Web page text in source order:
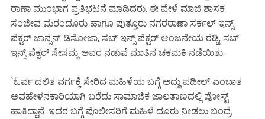
ಠಾಣಾ ಮುಂಭಾಗ ಪ್ರತಿಭಟನೆ ಮಾಡಿದರು. ಈ ವೇಳೆ ಮಾಜಿ ಶಾಸಕ
ಸಂಜೀವ ಮಠಂದೂರು ಹಾಗೂ ಪುತ್ತೂರು ನಗರಠಾಣಾ ಸರ್ಕಲ್ ಇನ್ಸ್
ಪೆಕ್ಟರ್ ಜಾನ್ಸನ್ ಡಿಸೋಜಾ, ಸಬ್ ಇನ್ಸ್ ಪೆಕ್ಟರ್ ಆಂಜನೇಯ ರೆಡ್ಡಿ, ಸಬ್
ಇನ್ಸ್ ಪೆಕ್ಟರ್ ಸೇಸಮ್ಮ ಅವರ ನಡುವೆ ಮಾತಿನ ಚಕಮಕಿ ನಡೆಯಿತು.
`ಓರ್ವ ದಲಿತ ವರ್ಗಕ್ಕೆ ಸೇರಿದ ಮಹಿಳೆಯ ಬಗ್ಗೆ ಅದ್ದು ಪಡೀಲ್ ಎಂಬಾತ
ಅವಹೇಳನಕಾರಿಯಾಗಿ ಬರೆದು ಸಾಮಾಜಿಕ ಜಾಲತಾಣದಲ್ಲಿ ಪೋಸ್ಟ್
ಹಾಕಿದ್ದಾನೆ. ಇದರ ಬಗ್ಗೆ ಪೊಲೀಸರಿಗೆ ಮಹಿಳೆ ದೂರು ನೀಡಲು ಬಂದ್ರೆ